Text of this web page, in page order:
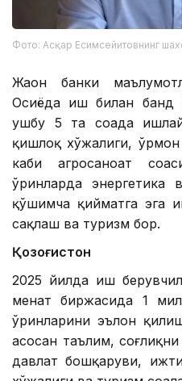
Фото: Асқар Есимсейитовнинг
Жаҳон банки
Осиёда иш билан банд
ушбу 5 та соҳада
қишлоқ хўжалиги,
каби агросаноат
ўринларда энергетика
қўшимча қийматга эга
сақлаш ва туризм бор.
Қозоғистон
2025 йилда иш
меҳнат биржасида 1
ўринларини эълон
асосан таълим,
давлат бошқаруви,